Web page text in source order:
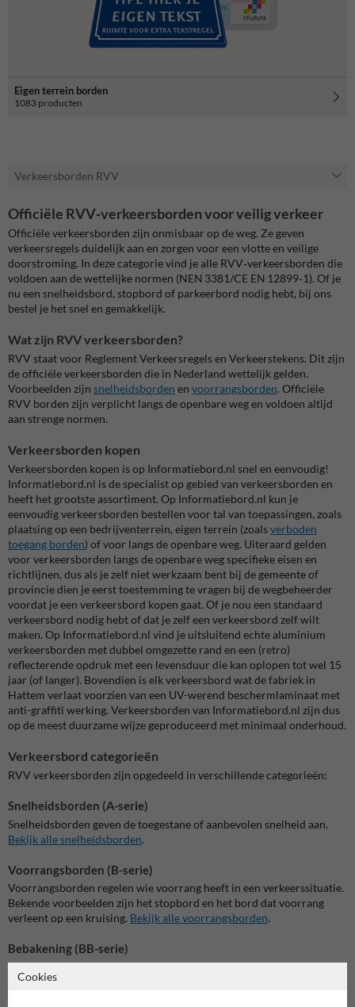
Eigen terrein borden
1083 producten
Verkeersborden RVV
Officiële RVV‑verkeersborden voor veilig verkeer
Officiële verkeersborden zijn onmisbaar op de weg. Ze geven
verkeersregels duidelijk aan en zorgen voor een vlotte en veilige
doorstroming. In deze categorie vind je alle RVV‑verkeersborden die
voldoen aan de wettelijke normen (NEN 3381/CE EN 12899‑1). Of je
nu een snelheidsbord, stopbord of parkeerbord nodig hebt, bij ons
bestel je het snel en gemakkelijk.
Wat zijn RVV verkeersborden?
RVV staat voor Reglement Verkeersregels en Verkeerstekens. Dit zijn
de officiële verkeersborden die in Nederland wettelijk gelden.
Voorbeelden zijn snelheidsborden en voorrangsborden. Officiële
RVV borden zijn verplicht langs de openbare weg en voldoen altijd
aan strenge normen.
Verkeersborden kopen
Verkeersborden kopen is op Informatiebord.nl snel en eenvoudig!
Informatiebord.nl is de specialist op gebied van verkeersborden en
heeft het grootste assortiment. Op Informatiebord.nl kun je
eenvoudig verkeersborden bestellen voor tal van toepassingen, zoals
plaatsing op een bedrijventerrein, eigen terrein (zoalsverboden
toegang borden) of voor langs de openbare weg. Uiteraard gelden
voor verkeersborden langs de openbare weg specifieke eisen en
richtlijnen, dus als je zelf niet werkzaam bent bij de gemeente of
provincie dien je eerst toestemming te vragen bij de wegbeheerder
voordat je een verkeersbord kopen gaat. Of je nou een standaard
verkeersbord nodig hebt of dat je zelf een verkeersbord zelf wilt
maken. Op Informatiebord.nl vind je uitsluitend echte aluminium
verkeersborden met dubbel omgezette rand en een (retro)
reflecterende opdruk met een levensduur die kan oplopen tot wel 15
jaar (of langer). Bovendien is elk verkeersbord wat de fabriek in
Hattem verlaat voorzien van een UV-werend beschermlaminaat met
anti-graffiti werking. Verkeersborden van Informatiebord.nl zijn dus
op de meest duurzame wijze geproduceerd met minimaal onderhoud.
Verkeersbord categorieën
RVV verkeersborden zijn opgedeeld in verschillende categorieën:
Snelheidsborden (A-serie)
Snelheidsborden geven de toegestane of aanbevolen snelheid aan.
Bekijk alle snelheidsborden.
Voorrangsborden (B-serie)
Voorrangsborden regelen wie voorrang heeft in een verkeerssituatie.
Bekende voorbeelden zijn het stopbord en het bord dat voorrang
verleent op een kruising. Bekijk alle voorrangsborden.
Bebakening (BB-serie)
Bebakening geeft tijdelijke of vaste markeringen langs de weg aan,
zoals hectometerpaaltjes.
Cookies